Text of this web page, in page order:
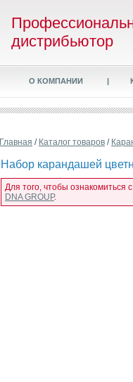
дистрибьютор
О КОМПАНИИ |
Главная / Каталог товаров /
Набор карандашей
Для того, чтобы
DNA GROUP.